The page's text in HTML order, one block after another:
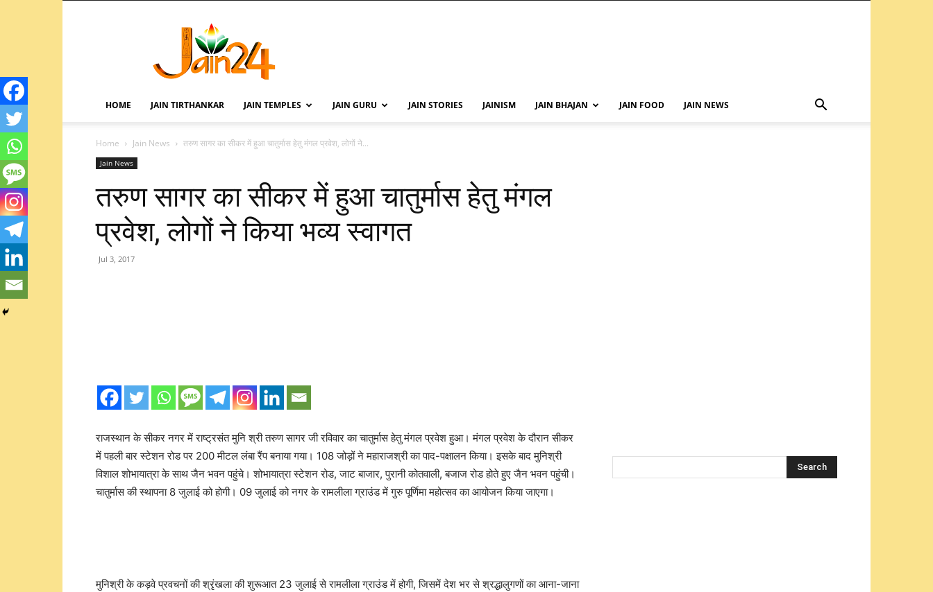
HOME JAIN TIRTHANKAR JAIN TEMPLES JAIN GURU JAIN STORIES JAINISM JAIN BHAJAN JAIN FOOD JAIN NEWS
Home Jain News तरुण सागर का सीकर में हुआ चातुर्मास हेतु मंगल प्रवेश, लोगों ने...
Jain News
तरुण सागर का सीकर में हुआ चातुर्मास हेतु मंगल
प्रवेश, लोगों ने किया भव्य स्वागत
Jul 3, 2017
राजस्थान के सीकर नगर में राष्ट्रसंत मुनि श्री तरुण सागर जी रविवार का चातुर्मास हेतु मंगल प्रवेश हुआ। मंगल प्रवेश के दौरान सीकर
में पहली बार स्टेशन रोड पर 200 मीटल लंबा रैंप बनाया गया। 108 जोड़ों ने महाराजश्री का पाद-पक्षालन किया। इसके बाद मुनिश्री
विशाल शोभायात्रा के साथ जैन भवन पहुंचे। शोभायात्रा स्टेशन रोड, जाट बाजार, पुरानी कोतवाली, बजाज रोड होते हुए जैन भवन पहुंची।
चातुर्मास की स्थापना 8 जुलाई को होगी। 09 जुलाई को नगर के रामलीला ग्राउंड में गुरु पूर्णिमा महोत्सव का आयोजन किया जाएगा।
मुनिश्री के कड़वे प्रवचनों की श्रृंखला की शुरूआत 23 जुलाई से रामलीला ग्राउंड में होगी, जिसमें देश भर से श्रद्धालुगणों का आना-जाना